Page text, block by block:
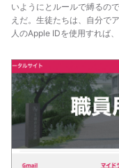
いようにとルールで縛るの
えだ。生徒たちは、自分で
人のApple IDを使用すれば